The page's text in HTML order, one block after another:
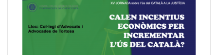
R
v
i
l
e
n
g
u